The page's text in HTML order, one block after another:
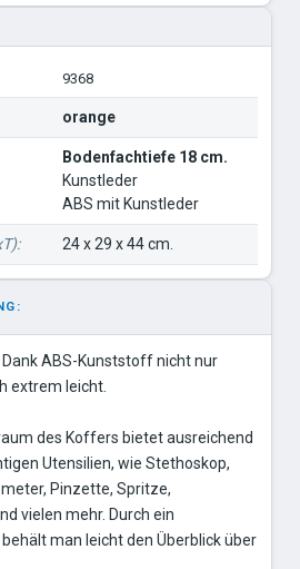
9368
orange
Bodenfachtiefe 18 cm.
Kunstleder
ABS mit Kunstleder
24 x 29 x 44 cm.
ABS-Kunststoff nicht nur
extrem leicht.
des Koffers bietet ausreichend
Utensilien, wie Stethoskop,
Pinzette, Spritze,
vielen mehr. Durch ein
man leicht den Überblick über